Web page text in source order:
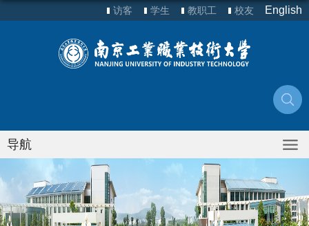
访客 学生 教职工 校友 English
导航